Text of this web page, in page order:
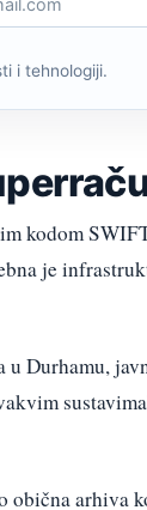
i tehnologiji.
kodom
je
Durhamu,
obična arhiva